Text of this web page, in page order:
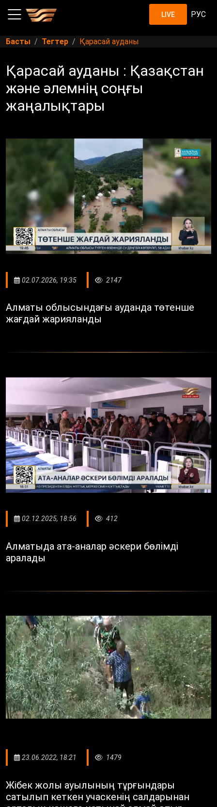
LIVE РУС
Басты Тегтер Қарасай ауданы
Қарасай ауданы : Қазақстан
және әлемнің соңғы
жаңалықтары
02.07.2026, 19:35 2147
Алматы облысындағы ауданда төтенше
жағдай жарияланды
02.12.2025, 18:56 412
Алматыда ата-аналар әскери бөлімді
аралады
23.06.2022, 18:21 1479
Жібек жолы ауылының тұрғындары
сатылып кеткен учаскенің салдарынан